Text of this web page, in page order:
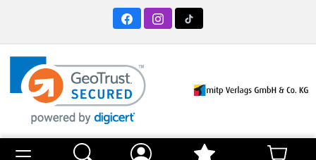
FacebookInstagramTwitter